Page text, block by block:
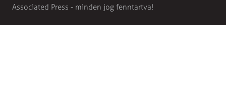
Associated Press - minden jog fenntartva!